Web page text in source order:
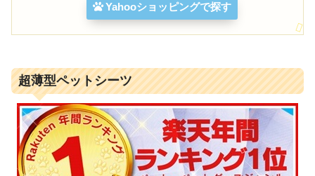
Yahooショッピングで探す
超薄型ペットシーツ